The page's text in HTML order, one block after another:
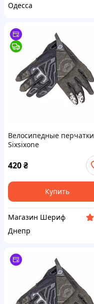
Одесса
Велосипедные перчатки
Sixsixone
420₴
Купить
Магазин Шериф
Днепр